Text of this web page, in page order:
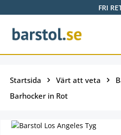
FRI
Startsida Värt att veta
Barhocker in Rot